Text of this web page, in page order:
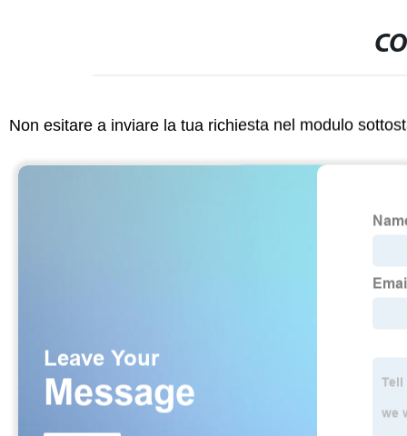
Non esitare a inviare la tua richiesta nel modulo